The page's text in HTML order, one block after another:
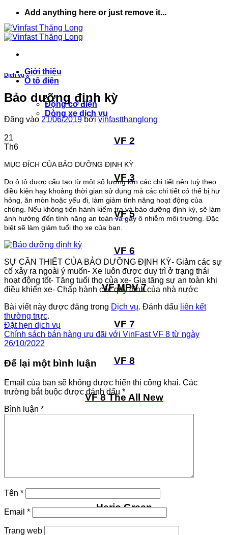
nội
dung
Add anything here or just remove it...
Giới thiệu
Ô tô điện
Động cơ điện
Dòng xe dịch vụ
VF 2
VF 3
VF 5
VF 6
VF MPV 7
VF 7
VF 8
VF 8 The All New
Herio Green
Dịch vụ
Bảo dưỡng định kỳ
Đăng vào 21/06/2019 bởivinfastthanglong
21
Th6
MỤC ĐÍCH CỦA BẢO DƯỠNG ĐỊNH KỲ
Do ô tô được cấu tạo từ một số lượng lớn các chi tiết nên tuỳ theo
điều kiện hay khoảng thời gian sử dụng mà các chi tiết có thể bị hư
hỏng, ăn mòn hoặc yếu đi, làm giảm tính năng hoạt động của
chúng. Nếu không tiến hành kiểm tra và bảo dưỡng định kỳ, sẽ làm
ảnh hưởng đến tính năng an toàn và gây ô nhiễm môi trường. Đặc
biệt sẽ làm giảm tuổi thọ xe của bạn.
SỰ CẦN THIẾT CỦA BẢO DƯỠNG ĐỊNH KỲ- Giảm các sự
cố xảy ra ngoài ý muốn- Xe luôn được duy trì ở trạng thái
hoạt động tốt- Tăng tuổi thọ của xe- Gia tăng sự an toàn khi
điều khiển xe- Chấp hành các quy định của nhà nước
Bài viết này được đăng trong Dịch vụ. Đánh dấu liên kết
thường trực.
Đặt hẹn dịch vụ
Chính sách bán hàng ưu đãi với VinFast VF 8 từ ngày
26/10/2022
Để lại một bình luận
Email của bạn sẽ không được hiển thị công khai. Các
trường bắt buộc được đánh dấu *
Bình luận *
Tên *
Email *
Trang web